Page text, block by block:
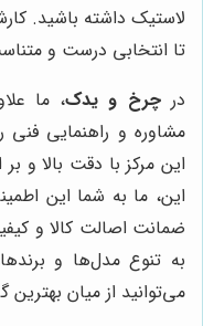
لاستیک داشته باشید.
تا انتخابی درست و
درچرخ و یدک، ما
مشاوره و راهنمایی فنی
این مرکز با دقت بالا و
این، ما به شما این
ضمانت اصالت کالا و
به تنوع مدل‌ها و
می‌توانید از میان